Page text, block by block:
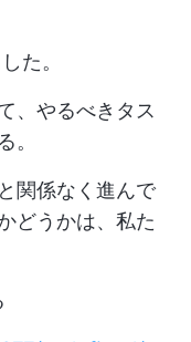
た。
、やるべきタス
。
関係なく進んで
どうかは、私た